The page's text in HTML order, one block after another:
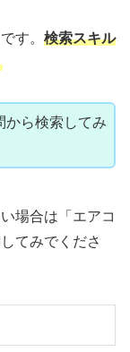
す。 検索スキル
から検索してみ
場合は「エアコ
てみでくださ